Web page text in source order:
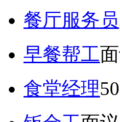
餐厅服务员
早餐帮工
食堂经理